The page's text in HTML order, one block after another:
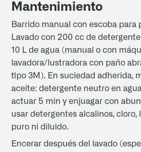
Mantenimiento
Barrido manual con escoba para
Lavado con 200 cc de
10 L de agua (manual o con
lavadora/lustradora con paño
tipo 3M). En suciedad adherida,
aceite: detergente neutro en
actuar 5 min y enjuagar con
usar detergentes alcalinos, cloro,
puro ni diluido.
Encerar después del lavado